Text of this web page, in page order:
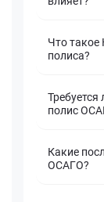
Что такое
полиса?
полис
Какие
ОСАГО?